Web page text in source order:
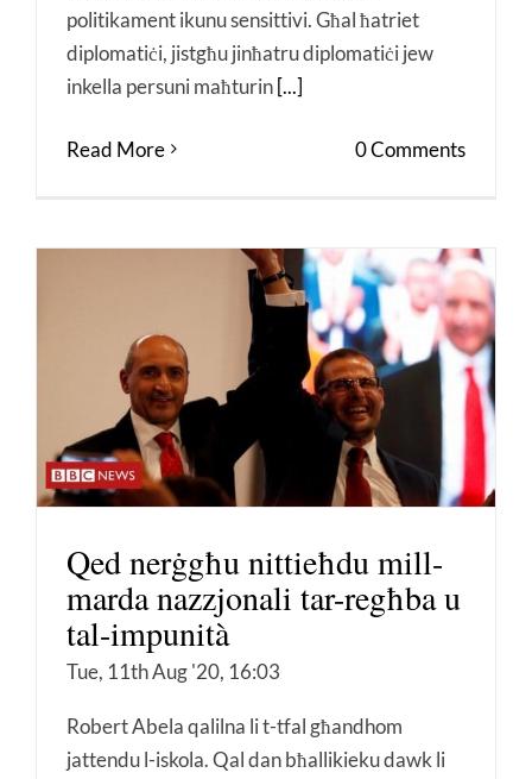
politikament ikunu sensittivi. Għal ħatriet
diplomatiċi, jistgħu jinħatru diplomatiċi jew
inkella persuni maħturin[...]
Read More 0 Comments
Qed nerġgħu nittieħdu mill-
marda nazzjonali tar-regħba u
tal-impunità
Tue, 11th Aug '20, 16:03
Robert Abela qalilna li t-tfal għandhom
jattendu l-iskola. Qal dan bħallikieku dawk li